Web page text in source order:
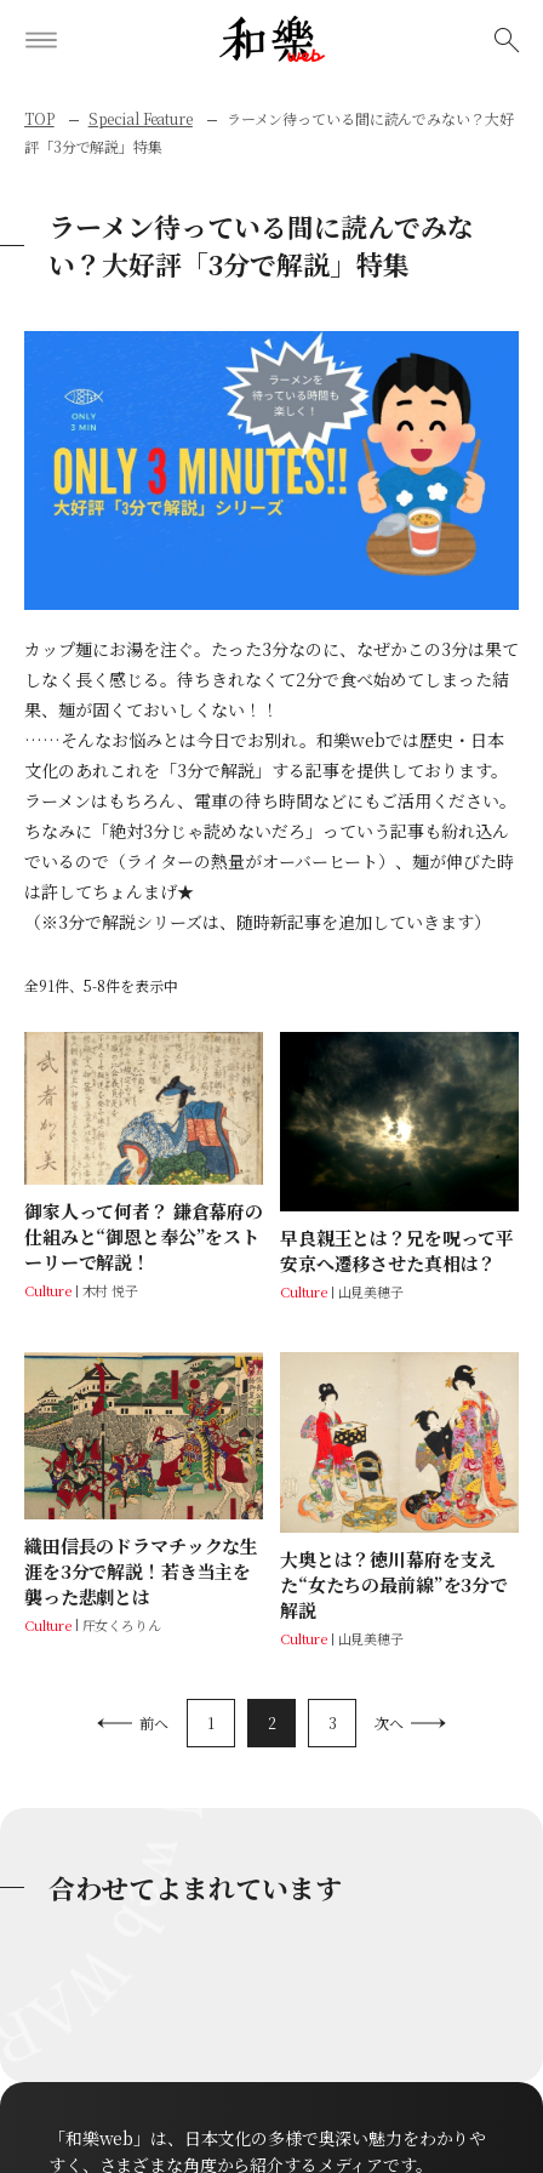
TOP Special Feature
ラーメン待っている間に読んでみない？大好
評「3分で解説」特集
ラーメン待っている間に読んでみな
い？大好評「3分で解説」特集
カップ麺にお湯を注ぐ。たった3分なのに、なぜかこの3分は果て
しなく長く感じる。待ちきれなくて2分で食べ始めてしまった結
果、麺が固くておいしくない！！
……そんなお悩みとは今日でお別れ。和樂webでは歴史・日本
文化のあれこれを「3分で解説」する記事を提供しております。
ラーメンはもちろん、電車の待ち時間などにもご活用ください。
ちなみに「絶対3分じゃ読めないだろ」っていう記事も紛れ込ん
でいるので（ライターの熱量がオーバーヒート）、麺が伸びた時
は許してちょんまげ★
（※3分で解説シリーズは、随時新記事を追加していきます）
全91件、5-8件を表示中
御家人って何者？ 鎌倉幕府の
仕組みと“御恩と奉公”をスト
ーリーで解説！
Culture 木村 悦子
早良親王とは？兄を呪って平
安京へ遷移させた真相は？
Culture 山見美穂子
織田信長のドラマチックな生
涯を3分で解説！若き当主を
襲った悲劇とは
Culture 圧女くろりん
大奥とは？徳川幕府を支え
た“女たちの最前線”を3分で
解説
Culture 山見美穂子
前へ 1 2 3 次へ
合わせてよまれています
「和樂web」は、日本文化の多様で奥深い魅力をわかりや
すく、さまざまな角度から紹介するメディアです。